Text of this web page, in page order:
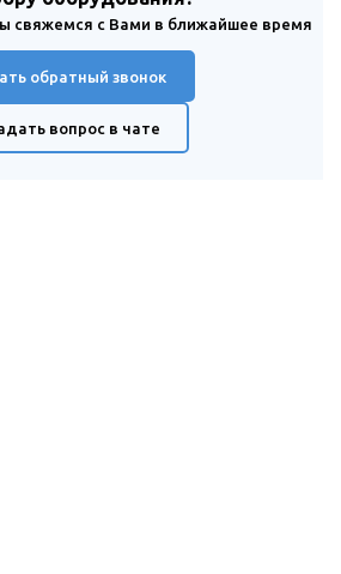
свяжемся с Вами в ближайшее время
обратный звонок
вопрос в чате